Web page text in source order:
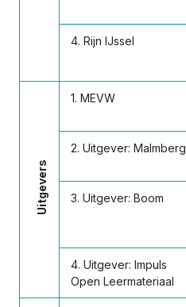
4. Rijn IJssel
Uitgevers
1. MEVW
2. Uitgever: Malmberg
3. Uitgever: Boom
4. Uitgever: Impuls
Open Leermateriaal